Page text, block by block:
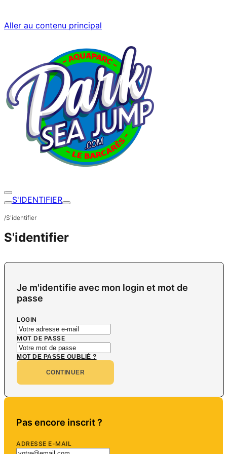
Aller au contenu principal
S'IDENTIFIER
/S'identifier
S'identifier
Je m'identifie avec mon login et mot de
passe
LOGIN
MOT DE PASSE
MOT DE PASSE OUBLIÉ ?
CONTINUER
Pas encore inscrit ?
ADRESSE E-MAIL